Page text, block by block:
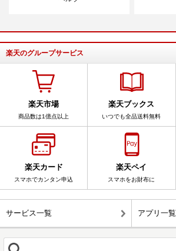
楽天のグループサービス
楽天市場
商品数は1億点以上
楽天ブックス
いつでも全品送料無料
楽天カード
スマホでカンタン申込
楽天ペイ
スマホをお財布に
サービス一覧 アプリ一覧